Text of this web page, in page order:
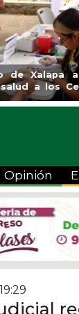
la
Zona
Opinión